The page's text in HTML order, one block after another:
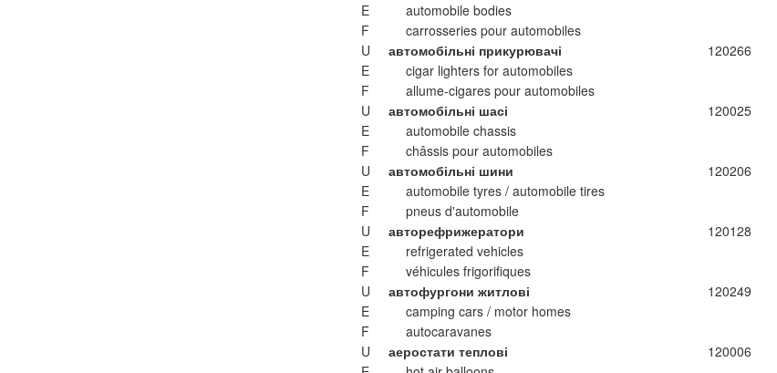
E
automobile bodies
F
carrosseries pour automobiles
U
автомобільні прикурювачі
120266
E
cigar lighters for automobiles
F
allume-cigares pour automobiles
U
автомобільні шасі
120025
E
automobile chassis
F
châssis pour automobiles
U
автомобільні шини
120206
E
automobile tyres / automobile tires
F
pneus d'automobile
U
авторефрижератори
120128
E
refrigerated vehicles
F
véhicules frigorifiques
U
автофургони житлові
120249
E
camping cars / motor homes
F
autocaravanes
U
аеростати теплові
120006